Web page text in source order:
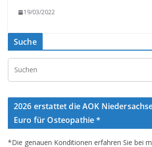
19/03/2022
Suche
2026 erstattet die AOK
Euro für Osteopathie *
*Die genauen Konditionen erfahren Sie bei